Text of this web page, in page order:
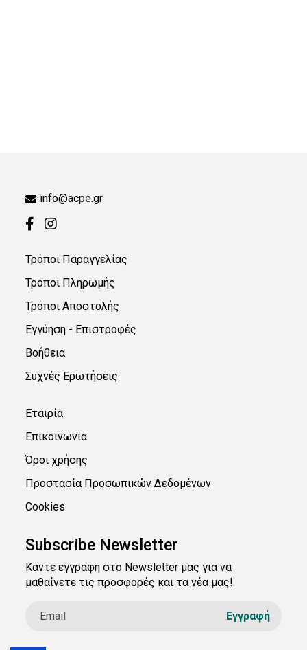
info@acpe.gr
Τρόποι Παραγγελίας
Τρόποι Πληρωμής
Τρόποι Αποστολής
Εγγύηση - Επιστροφές
Βοήθεια
Συχνές Ερωτήσεις
Εταιρία
Επικοινωνία
Όροι χρήσης
Προστασία Προσωπικών Δεδομένων
Cookies
Subscribe Newsletter
Καντε εγγραφη στο Newsletter μας για να
μαθαίνετε τις προσφορές και τα νέα μας!